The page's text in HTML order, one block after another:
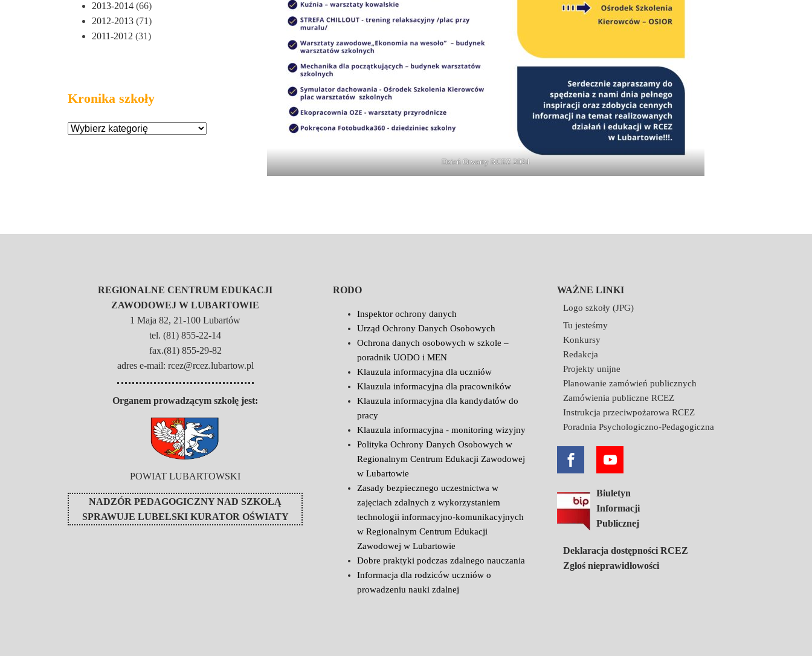
2013-2014 (66)
2012-2013 (71)
2011-2012 (31)
Kronika szkoły
Dzień Otwarty RCEZ 2024
REGIONALNE CENTRUM EDUKACJI
ZAWODOWEJ W LUBARTOWIE
1 Maja 82, 21-100 Lubartów
tel. (81) 855-22-14
fax.(81) 855-29-82
adres e-mail: rcez@rcez.lubartow.pl
Organem prowadzącym szkołę jest:
POWIAT LUBARTOWSKI
NADZÓR PEDAGOGICZNY NAD SZKOŁĄ
SPRAWUJE LUBELSKI KURATOR OŚWIATY
RODO
Inspektor ochrony danych
Urząd Ochrony Danych Osobowych
Ochrona danych osobowych w szkole –
poradnik UODO i MEN
Klauzula informacyjna dla uczniów
Klauzula informacyjna dla pracowników
Klauzula informacyjna dla kandydatów do
pracy
Klauzula informacyjna - monitoring wizyjny
Polityka Ochrony Danych Osobowych w
Regionalnym Centrum Edukacji Zawodowej
w Lubartowie
Zasady bezpiecznego uczestnictwa w
zajęciach zdalnych z wykorzystaniem
technologii informacyjno-komunikacyjnych
w Regionalnym Centrum Edukacji
Zawodowej w Lubartowie
Dobre praktyki podczas zdalnego nauczania
Informacja dla rodziców uczniów o
prowadzeniu nauki zdalnej
WAŻNE LINKI
Logo szkoły (JPG)
Tu jesteśmy
Konkursy
Redakcja
Projekty unijne
Planowanie zamówień publicznych
Zamówienia publiczne RCEZ
Instrukcja przeciwpożarowa RCEZ
Poradnia Psychologiczno-Pedagogiczna
Biuletyn
Informacji
Publicznej
Deklaracja dostępności RCEZ
Zgłoś nieprawidłowości